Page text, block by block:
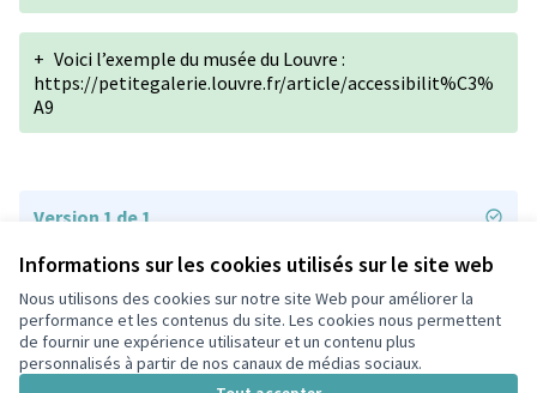
Informations sur les cookies utilisés sur le site web
Nous utilisons des cookies sur notre site Web pour améliorer la
performance et les contenus du site. Les cookies nous permettent
de fournir une expérience utilisateur et un contenu plus
personnalisés à partir de nos canaux de médias sociaux.
+ Voici l’exemple du musée du Louvre :
https://petitegalerie.louvre.fr/article/accessibilit%C3%
A9
Version 1 de 1
Conditions d'utilisation
Paramètres des cookies
participons.colombes.fr sur Facebook
(Lien externe)